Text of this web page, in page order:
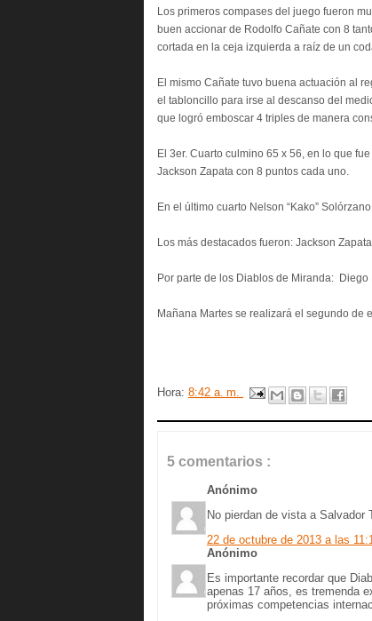
Los primeros compases del juego fueron
buen accionar de Rodolfo Cañate con 8
cortada en la ceja izquierda a raíz de un
El mismo Cañate tuvo buena actuación al
el tabloncillo para irse al descanso del
que logró emboscar 4 triples de manera
El 3er. Cuarto culmino 65 x 56, en lo que
Jackson Zapata con 8 puntos cada uno.
En el último cuarto Nelson “Kako”
Los más destacados fueron: Jackson
Por parte de los Diablos de Miranda:
Mañana Martes se realizará el segundo de
Hora: 8:42 a. m.
5 comentarios :
Anónimo
No pierdan de vista a Salvador
22 de octubre de 2013 a las
Anónimo
Es importante recordar que
apenas 17 años, es tremenda
próximas competencias